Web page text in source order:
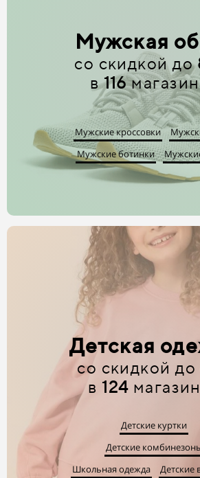
Мужская
со скидкой до
в116
Мужские кроссовки
Мужские ботинки
Детская
со скидкой до
в 124
Детские куртки
Детские
Школьная одежда
Детские